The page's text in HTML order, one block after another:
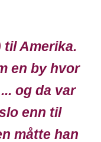
til Amerika.
en by hvor
og da var
enn til
måtte han